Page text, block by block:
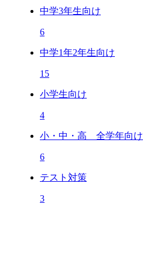
中学3年生向け
6
中学1年2年生向け
15
小学生向け
4
小・中・高 全学年向け
6
テスト対策
3